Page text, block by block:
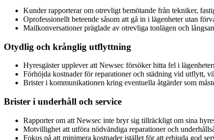
Kunder rapporterar om otrevligt bemötande från tekniker,
Oprofessionellt beteende såsom att gå in i lägenheter utan
Mailkonversationer präglade av otrevliga tonlägen och
Otydlig och krånglig utflyttning
Hyresgäster upplever att Newsec försöker hitta fel i
Förhöjda kostnader för reparationer och städning vid utflytt,
Brister i kommunikationen kring eventuella åtgärder som
Brister i underhåll och service
Rapporter om att Newsec inte bryr sig tillräckligt om sina
Motvillighet att utföra nödvändiga reparationer och
Fokus på att minimera kostnader istället för att erbjuda god